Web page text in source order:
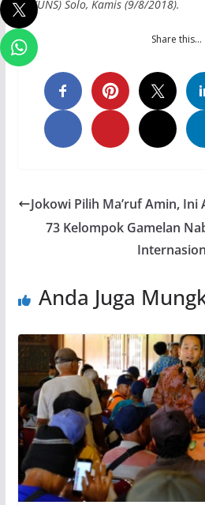
(UNS) Solo, Kamis (9/8/2018).
Share this…
Jokowi Pilih Ma’ruf Amin, Ini
73 Kelompok Gamelan
Anda Juga